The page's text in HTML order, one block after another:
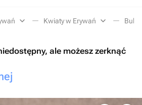
Kwiaty w Erywań
ale możesz zerknąć